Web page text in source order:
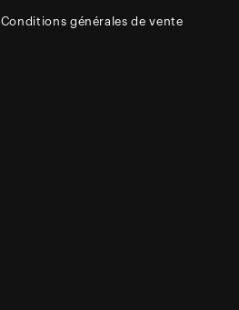
Conditions générales de vente